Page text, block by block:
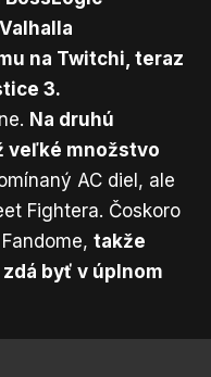
na Twitchi, teraz
3.
Na druhú
veľké množstvo
AC diel, ale
Fightera. Čoskoro
takže
byť v úplnom